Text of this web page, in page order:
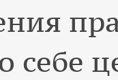
себе